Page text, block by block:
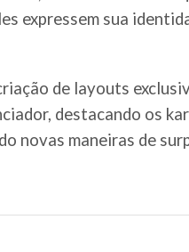
expressem sua
de layouts
destacando os
novas maneiras de